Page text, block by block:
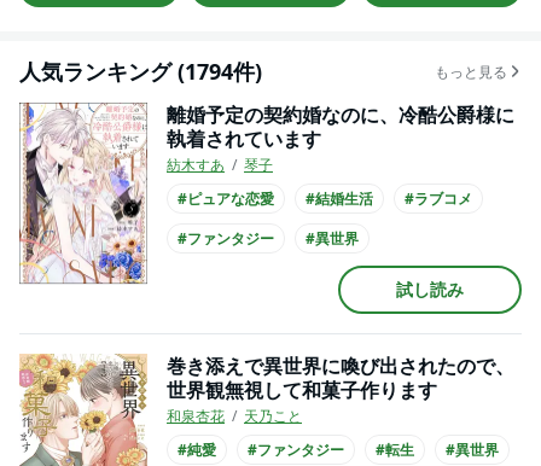
人気ランキング (1794件) もっと見る
離婚予定の契約婚なのに、冷酷公爵様に
執着されています
紡木すあ
琴子
#ピュアな恋愛
#結婚生活
#ラブコメ
#ファンタジー
#異世界
#クール男子
#コミカライズ化
試し読み
巻き添えで異世界に喚び出されたので、
世界観無視して和菓子作ります
和泉杏花
天乃こと
#純愛
#ファンタジー #転生
#異世界